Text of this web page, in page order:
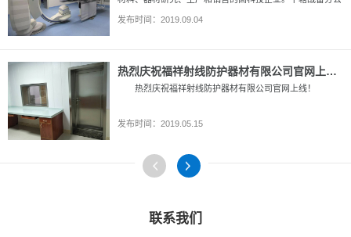
司、防辐材料厂。手机：13508421615
发布时间：2019.09.04
热烈庆祝福祥射线防护器材有限公司官网上线！
热烈庆祝福祥射线防护器材有限公司官网上线！
发布时间：2019.05.15
联系我们